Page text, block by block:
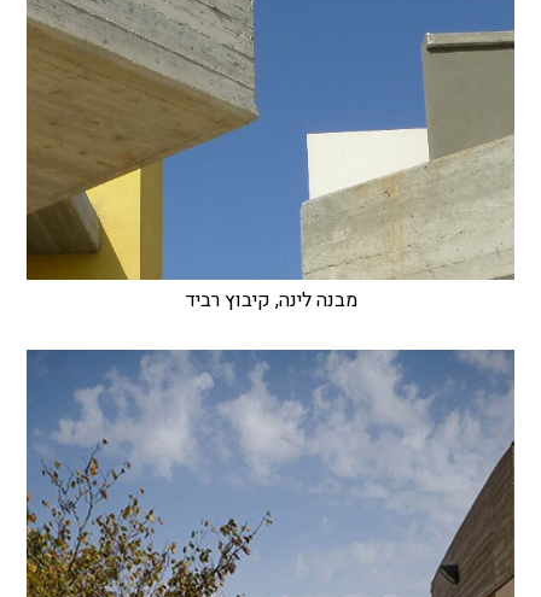
מבנה לינה, קיבוץ רביד